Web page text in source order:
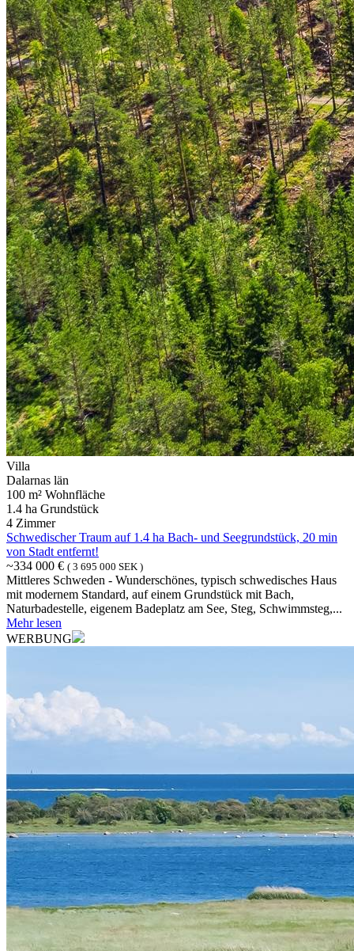
Villa
Dalarnas län
100 m² Wohnfläche
1.4 ha Grundstück
4 Zimmer
Schwedischer Traum auf 1.4 ha Bach- und Seegrundstück, 20 min
von Stadt entfernt!
~334 000 € ( 3 695 000 SEK )
Mittleres Schweden - Wunderschönes, typisch schwedisches Haus
mit modernem Standard, auf einem Grundstück mit Bach,
Naturbadestelle, eigenem Badeplatz am See, Steg, Schwimmsteg,...
Mehr lesen
WERBUNG